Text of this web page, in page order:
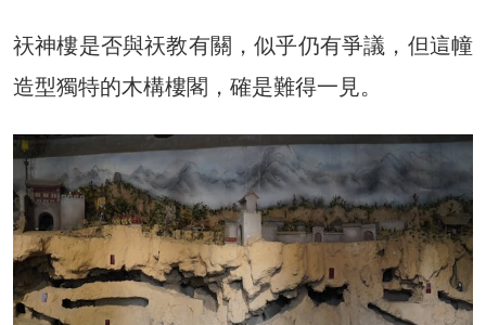
祆神樓是否與祆教有關，似乎仍有爭議，但這幢
造型獨特的木構樓閣，確是難得一見。